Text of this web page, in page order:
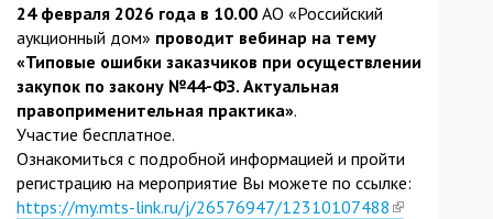
24 февраля 2026 года в 10.00 АО «Российский
аукционный дом» проводит вебинар на тему
«Типовые ошибки заказчиков при осуществлении
закупок по закону №44-ФЗ. Актуальная
правоприменительная практика».
Участие бесплатное.
Ознакомиться с подробной информацией и пройти
регистрацию на мероприятие Вы можете по ссылке:
https://my.mts-link.ru/j/26576947/12310107488 (link